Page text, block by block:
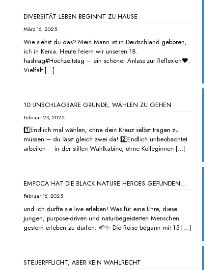
DIVERSITÄT LEBEN BEGINNT ZU HAUSE
März 16, 2025
Wie siehst du das? Mein Mann ist in Deutschland geboren,
ich in Kenia. Heute feiern wir unseren 18.
hashtag#Hochzeitstag – ein schöner Anlass zur Reflexion❤️.
Vielfalt […]
10 UNSCHLAGBARE GRÜNDE, WÄHLEN ZU GEHEN
Februar 23, 2025
1️⃣Endlich mal wählen, ohne dein Kreuz selbst tragen zu
müssen – du lässt gleich zwei da! 2️⃣Endlich unbeobachtet
arbeiten – in der stillen Wahlkabine, ohne Kolleginnen […]
EMPOCA HAT DIE BLACK NATURE HEROES GEFUNDEN…
Februar 16, 2025
und ich durfte sie live erleben! Was für eine Ehre, diese
jungen, purpose-driven und naturbegeisterten Menschen
gestern erleben zu dürfen. 🌱✨ Die Reise begann mit 15 […]
STEUERPFLICHT, ABER KEIN WAHLRECHT